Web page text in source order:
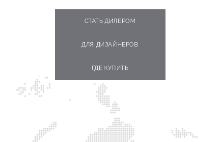
СТАТЬ ДИЛЕРОМ
ДЛЯ ДИЗАЙНЕРОВ
ГДЕ КУПИТЬ